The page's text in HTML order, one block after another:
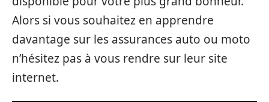
Alors si vous souhaitez en apprendre
davantage sur les assurances auto ou moto
n’hésitez pas à vous rendre sur leur site
internet.